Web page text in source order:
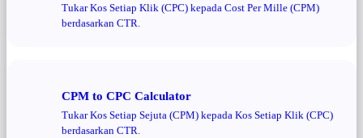
Tukar Kos Setiap Klik (CPC) kepada Cost Per Mille (CPM)
berdasarkan CTR.
CPM to CPC Calculator
Tukar Kos Setiap Sejuta (CPM) kepada Kos Setiap Klik (CPC)
berdasarkan CTR.